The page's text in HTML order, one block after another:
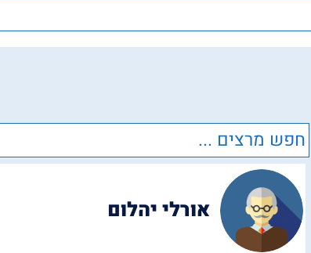
אורלי יהלום